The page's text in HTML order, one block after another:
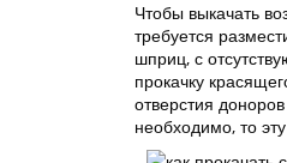
Чтобы выкачать
требуется
шприц, с
прокачку
отверстия
необходимо, то